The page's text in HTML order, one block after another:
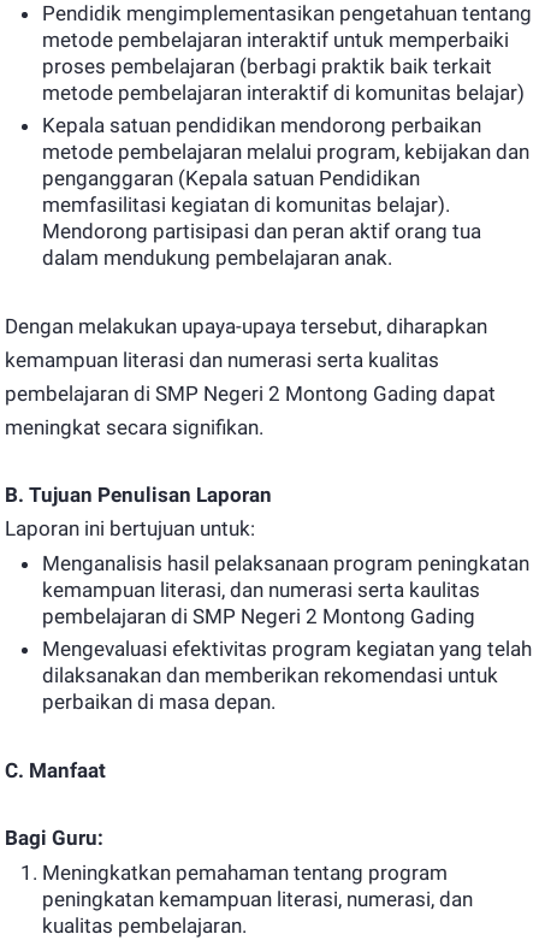
Pendidik mengimplementasikan pengetahuan tentang
metode pembelajaran interaktif untuk memperbaiki
proses pembelajaran (berbagi praktik baik terkait
metode pembelajaran interaktif di komunitas belajar)
Kepala satuan pendidikan mendorong perbaikan
metode pembelajaran melalui program, kebijakan dan
penganggaran (Kepala satuan Pendidikan
memfasilitasi kegiatan di komunitas belajar).
Mendorong partisipasi dan peran aktif orang tua
dalam mendukung pembelajaran anak.
Dengan melakukan upaya-upaya tersebut, diharapkan
kemampuan literasi dan numerasi serta kualitas
pembelajaran di SMP Negeri 2 Montong Gading dapat
meningkat secara signifikan.
B. Tujuan Penulisan Laporan
Laporan ini bertujuan untuk:
Menganalisis hasil pelaksanaan program peningkatan
kemampuan literasi, dan numerasi serta kaulitas
pembelajaran di SMP Negeri 2 Montong Gading
Mengevaluasi efektivitas program kegiatan yang telah
dilaksanakan dan memberikan rekomendasi untuk
perbaikan di masa depan.
C. Manfaat
Bagi Guru:
Meningkatkan pemahaman tentang program
peningkatan kemampuan literasi, numerasi, dan
kualitas pembelajaran.